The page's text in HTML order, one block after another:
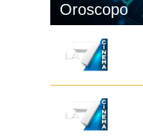
Oroscopo